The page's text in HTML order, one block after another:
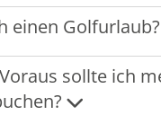
einen Golfurlaub?
sollte ich